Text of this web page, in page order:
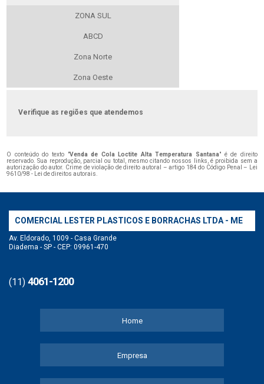
ZONA SUL
ABCD
Zona Norte
Zona Oeste
Verifique as regiões que atendemos
O conteúdo do texto "Venda de Cola Loctite Alta Temperatura Santana" é de direito
reservado. Sua reprodução, parcial ou total, mesmo citando nossos links, é proibida sem a
autorização do autor. Crime de violação de direito autoral – artigo 184 do Código Penal –
Lei
9610/98 - Lei de direitos autorais
COMERCIAL LESTER PLASTICOS E BORRACHAS LTDA - ME
Av. Eldorado, 1009 - Casa Grande
Diadema - SP - CEP: 09961-470
(11) 4061-1200
Home
Empresa